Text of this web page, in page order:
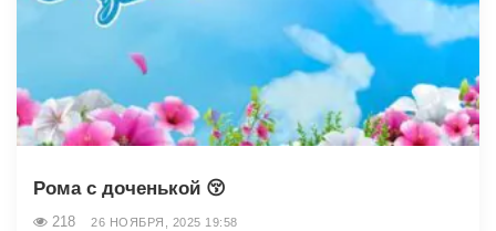
Рома с доченькой 😚
218 26 НОЯБРЯ, 2025 19:58